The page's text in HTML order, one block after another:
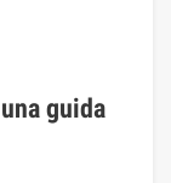
guida